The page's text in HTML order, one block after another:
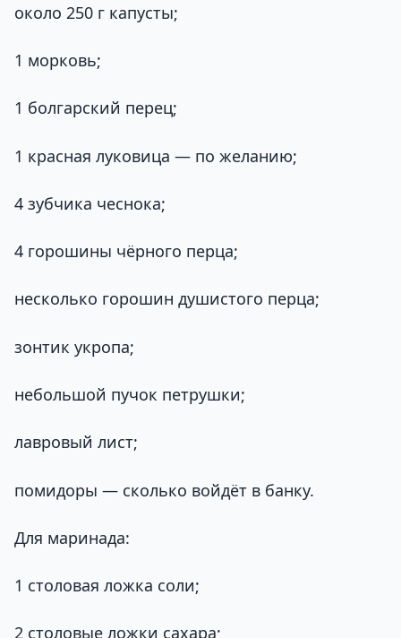
около 250 г капусты;
1 морковь;
1 болгарский перец;
1 красная луковица — по желанию;
4 зубчика чеснока;
4 горошины чёрного перца;
несколько горошин душистого перца;
зонтик укропа;
небольшой пучок петрушки;
лавровый лист;
помидоры — сколько войдёт в банку.
Для маринада:
1 столовая ложка соли;
2 столовые ложки сахара;